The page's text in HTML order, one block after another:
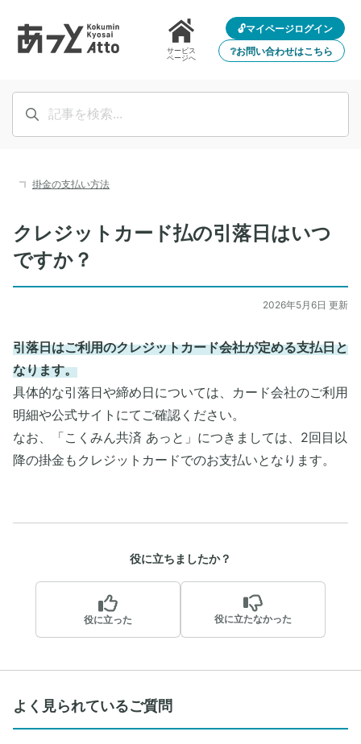
サービス
ページへ
🔓マイページログイン
❔お問い合わせはこちら
掛金の支払い方法
クレジットカード払の引落日はいつ
ですか？
2026年5月6日 更新
引落日はご利用のクレジットカード会社が定める支払日と
なります。
具体的な引落日や締め日については、カード会社のご利用
明細や公式サイトにてご確認ください。
なお、「こくみん共済 あっと」につきましては、2回目以
降の掛金もクレジットカードでのお支払いとなります。
役に立ちましたか？
役に立った 役に立たなかった
よく見られているご質問